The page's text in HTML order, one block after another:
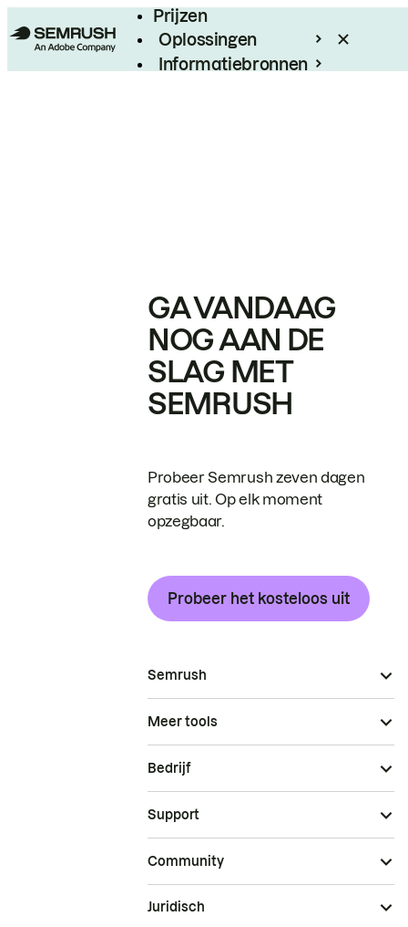
Prijzen
Oplossingen
Informatiebronnen
GA VANDAAG
NOG AAN DE
SLAG MET
SEMRUSH
Probeer Semrush zeven dagen
gratis uit. Op elk moment
opzegbaar.
Probeer het kosteloos uit
Semrush
Meer tools
Bedrijf
Support
Community
Juridisch